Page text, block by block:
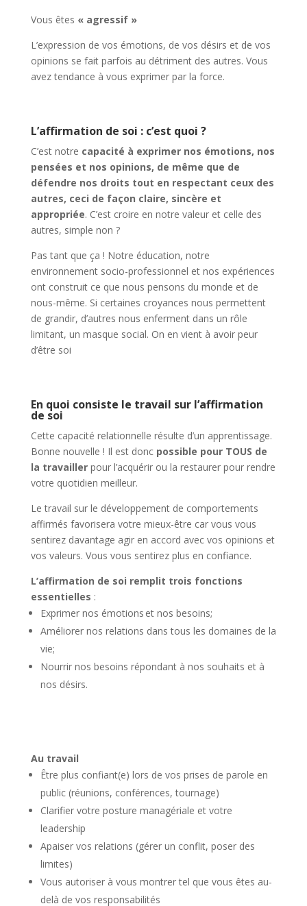
Vous êtes « agressif »
L’expression de vos émotions, de vos désirs et de vos
opinions se fait parfois au détriment des autres. Vous
avez tendance à vous exprimer par la force.
L’affirmation de soi : c’est quoi ?
C’est notre capacité à exprimer nos émotions, nos
pensées et nos opinions, de même que de
défendre nos droits tout en respectant ceux des
autres, ceci de façon claire, sincère et
appropriée. C’est croire en notre valeur et celle des
autres, simple non ?
Pas tant que ça ! Notre éducation, notre
environnement socio-professionnel et nos expériences
ont construit ce que nous pensons du monde et de
nous-même. Si certaines croyances nous permettent
de grandir, d’autres nous enferment dans un rôle
limitant, un masque social. On en vient à avoir peur
d’être soi
En quoi consiste le travail sur l’affirmation
de soi
Cette capacité relationnelle résulte d’un apprentissage.
Bonne nouvelle ! Il est donc possible pour TOUS de
la travaillerpour l’acquérir ou la restaurer pour rendre
votre quotidien meilleur.
Le travail sur le développement de comportements
affirmés favorisera votre mieux-être car vous vous
sentirez davantage agir en accord avec vos opinions et
vos valeurs. Vous vous sentirez plus en confiance.
L’affirmation de soi remplit trois fonctions
essentielles :
Exprimer nos émotions et nos besoins;
Améliorer nos relations dans tous les domaines de la
vie;
Nourrir nos besoins répondant à nos souhaits et à
nos désirs.
Au travail
Être plus confiant(e) lors de vos prises de parole en
public (réunions, conférences, tournage)
Clarifier votre posture managériale et votre
leadership
Apaiser vos relations (gérer un conflit, poser des
limites)
Vous autoriser à vous montrer tel que vous êtes au-
delà de vos responsabilités